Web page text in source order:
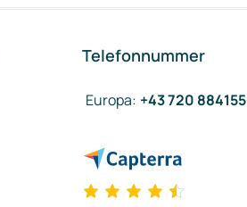
Telefonnummer
Europa: +43 720 884155